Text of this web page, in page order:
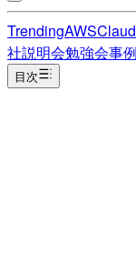
TrendingAWS
社説明会勉強会事例
目次